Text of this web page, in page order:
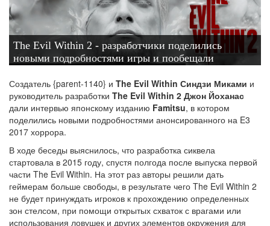
The Evil Within 2 - разработчики поделились
новыми подробностями игры и пообещали
Создатель {parent-1140} и The Evil Within Синдзи Миками и
руководитель разработки The Evil Within 2 Джон Йоханас
дали интервью японскому изданию Famitsu, в котором
поделились новыми подробностями анонсированного на E3
2017 хоррора.
В ходе беседы выяснилось, что разработка сиквела
стартовала в 2015 году, спустя полгода после выпуска первой
части The Evil Within. На этот раз авторы решили дать
геймерам больше свободы, в результате чего The Evil Within 2
не будет принуждать игроков к прохождению определенных
зон стелсом, при помощи открытых схваток с врагами или
использования ловушек и других элементов окружения для